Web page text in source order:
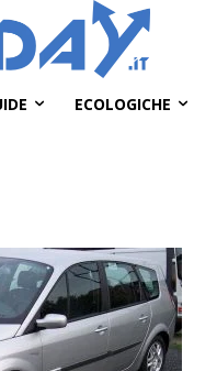
ECOLOGICHE